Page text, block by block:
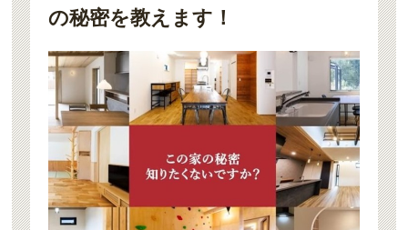
の秘密を教えます！